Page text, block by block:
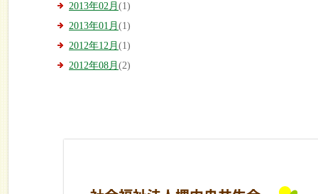
2013年02月 (1)
2013年01月 (1)
2012年12月 (1)
2012年08月 (2)